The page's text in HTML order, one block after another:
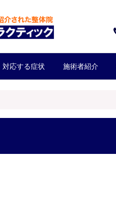
対応する症状 施術者紹介